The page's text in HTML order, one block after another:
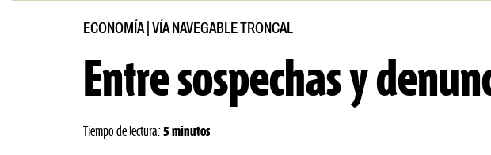
ECONOMÍA| VÍA NAVEGABLE TRONCAL
Entre sospechas y
Tiempo de lectura: 5 minutos